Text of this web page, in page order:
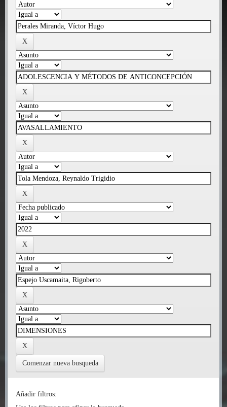
Comenzar nueva busqueda
Añadir filtros: